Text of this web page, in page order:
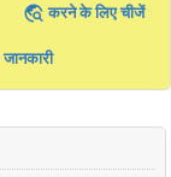
travel_explore करने के लिए चीजें
जानकारी